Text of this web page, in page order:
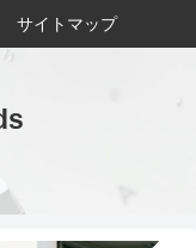
サイトマップ